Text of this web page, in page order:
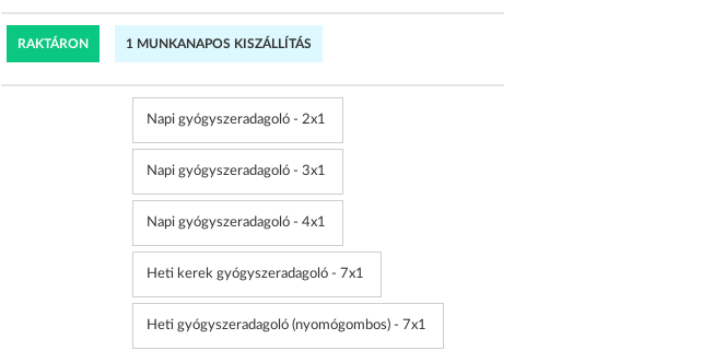
RAKTÁRON 1 MUNKANAPOS KISZÁLLÍTÁS
Napi gyógyszeradagoló - 2x1
Napi gyógyszeradagoló - 3x1
Napi gyógyszeradagoló - 4x1
Heti kerek gyógyszeradagoló - 7x1
Heti gyógyszeradagoló (nyomógombos) - 7x1